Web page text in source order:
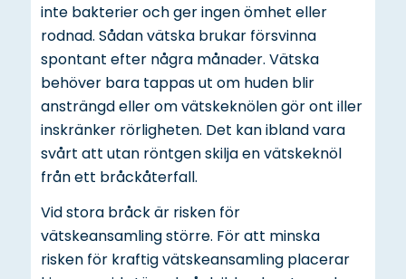
inte bakterier och ger ingen ömhet eller
rodnad. Sådan vätska brukar försvinna
spontant efter några månader. Vätska
behöver bara tappas ut om huden blir
ansträngd eller om vätskeknölen gör ont iller
inskränker rörligheten. Det kan ibland vara
svårt att utan röntgen skilja en vätskeknöl
från ett bråckåterfall.
Vid stora bråck är risken för
vätskeansamling större. För att minska
risken för kraftig vätskeansamling placerar